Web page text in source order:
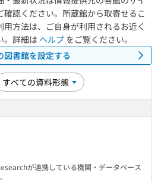
確認ください。所蔵館から取寄せるこ
方法は、ご自身が利用されるお近く
。詳細は ヘルプ をご覧ください。
図書館を設定する
が連携している機関・データベース